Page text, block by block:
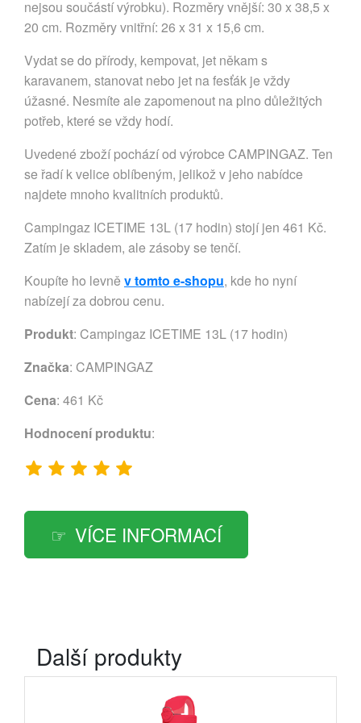
nejsou součástí výrobku). Rozměry vnější: 30 x 38,5 x
20 cm. Rozměry vnitřní: 26 x 31 x 15,6 cm.
Vydat se do přírody, kempovat, jet někam s
karavanem, stanovat nebo jet na fesťák je vždy
úžasné. Nesmíte ale zapomenout na plno důležitých
potřeb, které se vždy hodí.
Uvedené zboží pochází od výrobce CAMPINGAZ. Ten
se řadí k velice oblíbeným, jelikož v jeho nabídce
najdete mnoho kvalitních produktů.
Campingaz ICETIME 13L (17 hodin) stojí jen 461 Kč.
Zatím je skladem, ale zásoby se tenčí.
Koupíte ho levně v tomto e-shopu, kde ho nyní
nabízejí za dobrou cenu.
Produkt: Campingaz ICETIME 13L (17 hodin)
Značka: CAMPINGAZ
Cena: 461 Kč
Hodnocení produktu:
VÍCE INFORMACÍ
Další produkty